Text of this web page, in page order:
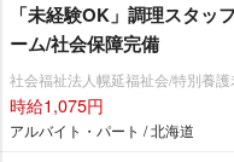
「未経験OK」調理スタッ
ーム/社会保障完備
社会福祉法人幌延福祉会/特別養
時給1,075円
アルバイト・パート / 北海道